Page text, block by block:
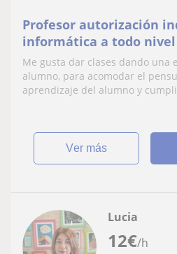
Profesor autorización
informática a todo nivel
Me gusta dar clases dando una
alumno, para acomodar el
aprendizaje del alumno y
ver más
12€/h
Lucia